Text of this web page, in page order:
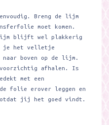
Breng de lijm
moet komen.
lijm blijft wel plakkerig
je het velletje
boven op de lijm.
afhalen. Is
met een
folie erover leggen en
jij het goed vindt.